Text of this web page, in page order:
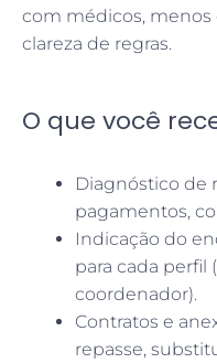
com médicos, menos
clareza de regras.
O que você
Diagnóstico de
pagamentos,
Indicação do
para cada perfil
coordenador).
Contratos e
repasse,